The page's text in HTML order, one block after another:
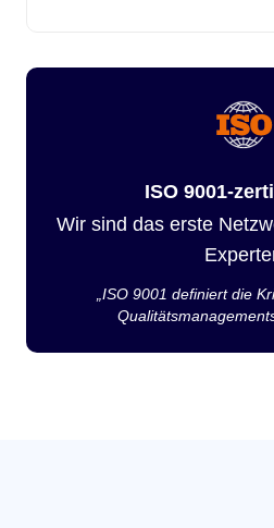
ISO 9001-
Wir sind das erste
„ISO 9001 definiert die